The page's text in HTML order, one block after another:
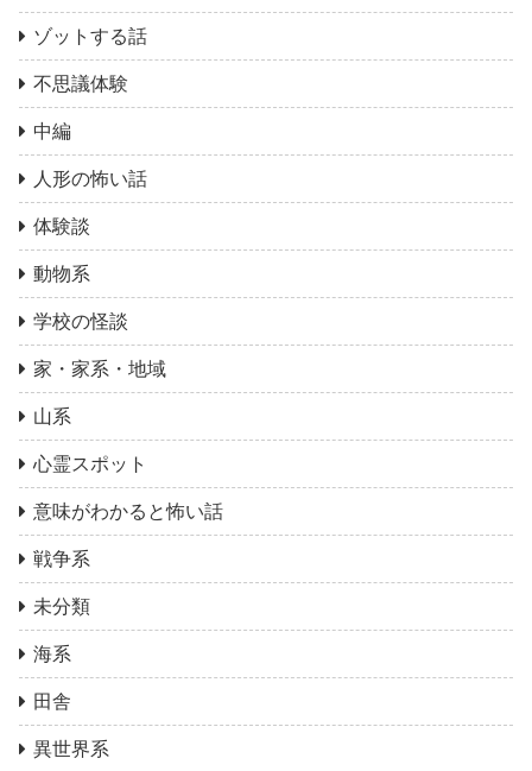
ゾットする話
不思議体験
中編
人形の怖い話
体験談
動物系
学校の怪談
家・家系・地域
山系
心霊スポット
意味がわかると怖い話
戦争系
未分類
海系
田舎
異世界系